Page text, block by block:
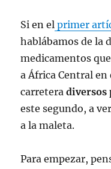
Si en el primer
hablábamos de la
medicamentos
a África Central
carreteradiversos
este segundo, a
a la maleta.
Para empezar,